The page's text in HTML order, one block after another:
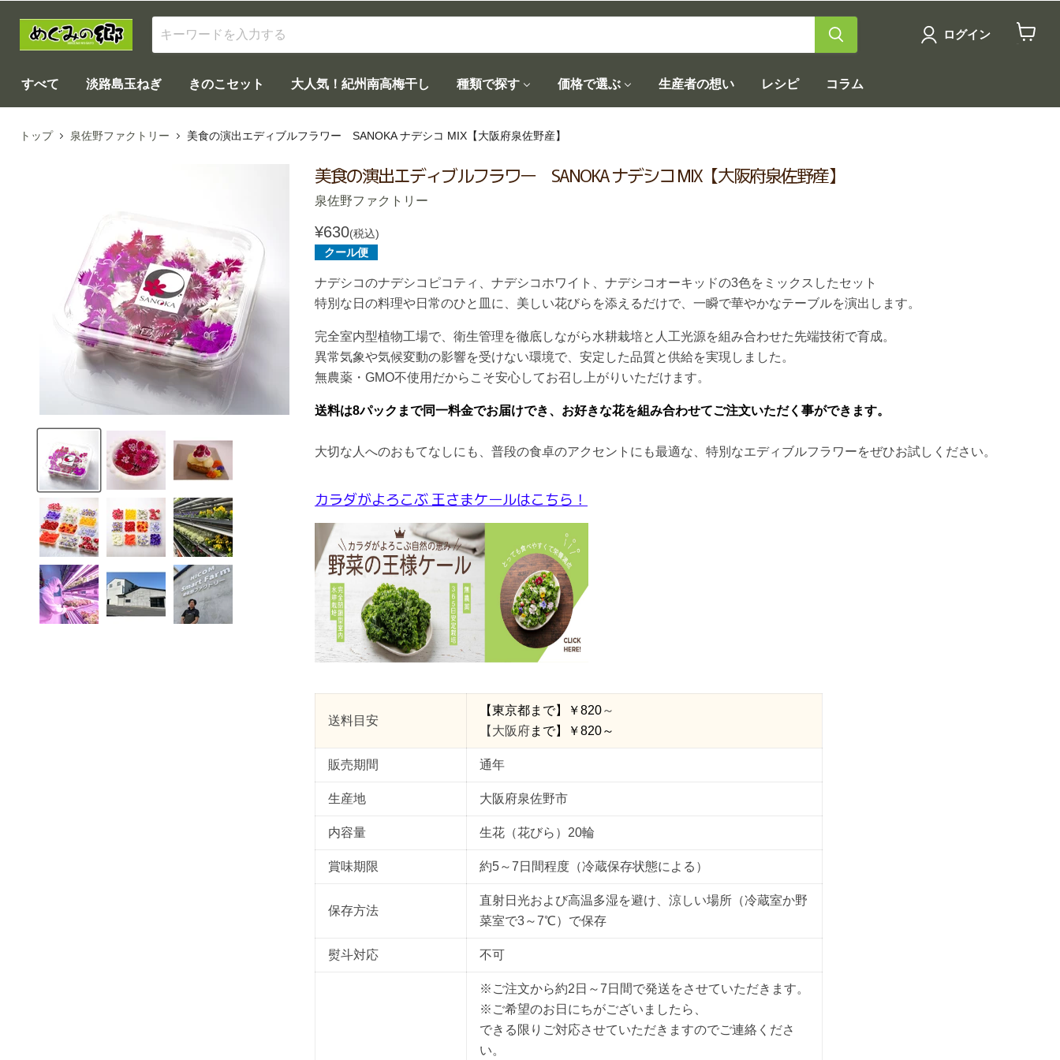
ログイン
すべて 淡路島玉ねぎ きのこセット 大人気！紀州南高梅干し 種類で探す 価格で選ぶ 生産者の想い レシピ コラム
トップ 泉佐野ファクトリー 美食の演出エディブルフラワー SANOKA ナデシコ MIX【大阪府泉佐野産】
美食の演出エディブルフラワー SANOKA ナデシコ MIX【大阪府泉佐野産】
泉佐野ファクトリー
¥630(税込)
クール便
ナデシコのナデシコピコティ、ナデシコホワイト、ナデシコオーキッドの3色をミックスしたセット
特別な日の料理や日常のひと皿に、美しい花びらを添えるだけで、一瞬で華やかなテーブルを演出します。
完全室内型植物工場で、衛生管理を徹底しながら水耕栽培と人工光源を組み合わせた先端技術で育成。
異常気象や気候変動の影響を受けない環境で、安定した品質と供給を実現しました。
無農薬・GMO不使用だからこそ安心してお召し上がりいただけます。
送料は8パックまで同一料金でお届けでき、お好きな花を組み合わせてご注文いただく事ができます。
大切な人へのおもてなしにも、普段の食卓のアクセントにも最適な、特別なエディブルフラワーをぜひお試しください。
カラダがよろこぶ 王さまケールはこちら！
送料目安
【東京都まで】￥820～
【大阪府まで】￥820～
販売期間 通年
生産地 大阪 府泉佐野市
内容量 生花（花びら）20輪
賞味期限 約5～7日間程度（冷蔵保存状態による）
保存方法
直射日光および高温多湿を避け、涼しい場所（冷蔵室か野
菜室で3～7℃）で保存
熨斗対応 不可
※ご注文から約2日～7日間で発送をさせていただきます。
※ご希望のお日にちがございましたら、
できる限りご対応させていただきますのでご連絡くださ
い。